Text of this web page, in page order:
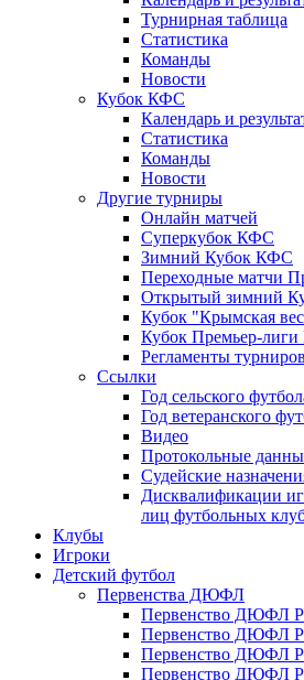
Турнирная таблица
Статистика
Команды
Новости
Кубок КФС
Календарь и
Статистика
Команды
Новости
Другие турниры
Онлайн матчей
Суперкубок КФС
Зимний Кубок КФС
Переходные матчи
Открытый зимний
Кубок "Крымская
Кубок Премьер-
Регламенты
Ссылки
Год сельского
Год ветеранского
Видео
Протокольные
Судейские
Дисквалификации
лиц футбольных
Клубы
Игроки
Детский футбол
Первенства ДЮФЛ
Первенство ДЮФЛ
Первенство ДЮФЛ
Первенство ДЮФЛ
Первенство ДЮФЛ